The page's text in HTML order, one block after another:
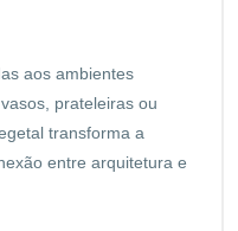
aos ambientes
prateleiras ou
transforma a
entre arquitetura e